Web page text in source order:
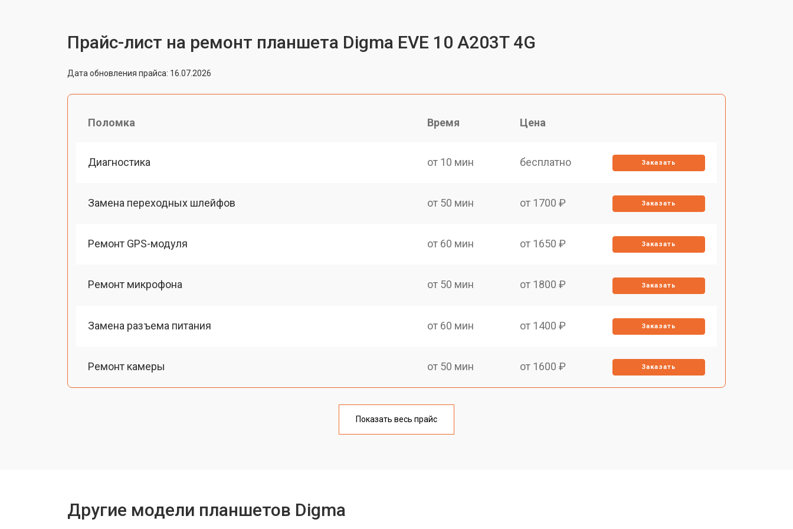
Прайс-лист на ремонт планшета Digma EVE 10 A203T 4G
Дата обновления прайса: 16.07.2026
Поломка Время Цена
Диагностика от 10 мин бесплатно Заказать
Замена переходных шлейфов от 50 мин от 1700 ₽ Заказать
Ремонт GPS-модуля от 60 мин от 1650 ₽ Заказать
Ремонт микрофона от 50 мин от 1800 ₽ Заказать
Замена разъема питания от 60 мин от 1400 ₽ Заказать
Ремонт камеры от 50 мин от 1600 ₽ Заказать
от 70 мин
Показать весь прайс
Другие модели планшетов Digma